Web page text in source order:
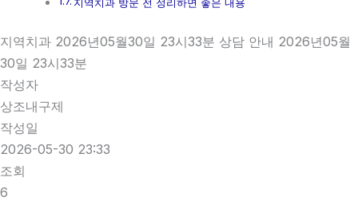
지역치과 방문 전 정리하면 좋은 내용
지역치과 2026년05월30일 23시33분 상담 안내 2026년05월
30일 23시33분
작성자
상조내구제
작성일
2026-05-30 23:33
조회
6